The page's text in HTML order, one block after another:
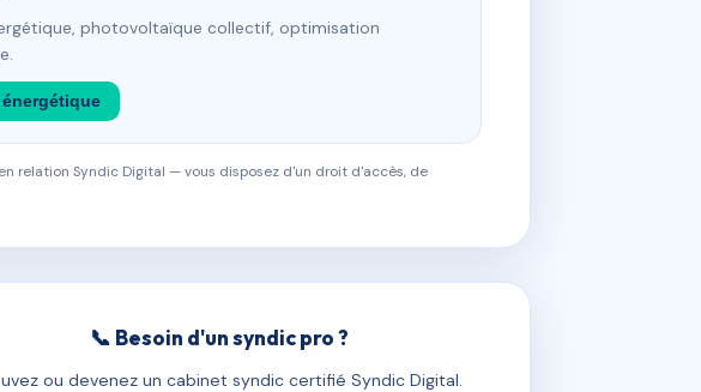
photovoltaïque collectif, optimisation
énergétique
relation Syndic Digital — vous disposez d'un droit d'accès, de
📞 Besoin d'un syndic pro ?
ou devenez un cabinet syndic certifié Syndic Digital.